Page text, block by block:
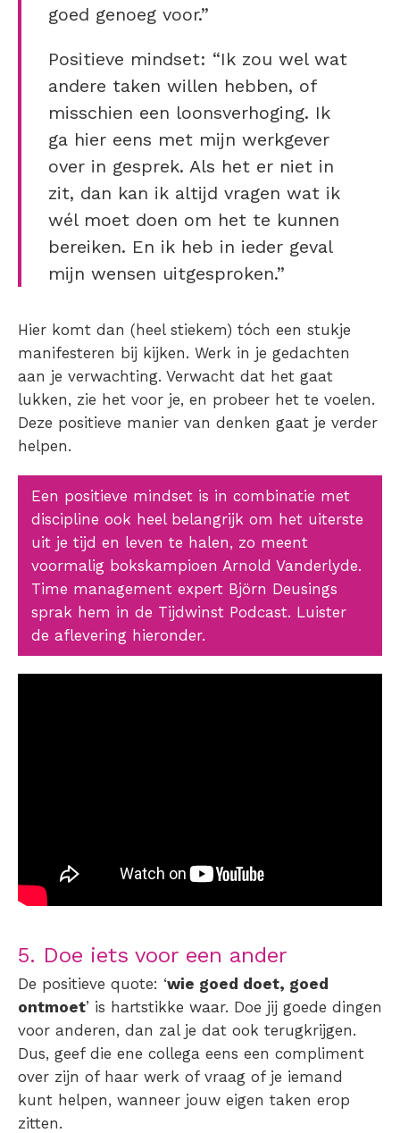
goed genoeg voor.”
Positieve mindset: “Ik zou wel wat
andere taken willen hebben, of
misschien een loonsverhoging. Ik
ga hier eens met mijn werkgever
over in gesprek. Als het er niet in
zit, dan kan ik altijd vragen wat ik
wél moet doen om het te kunnen
bereiken. En ik heb in ieder geval
mijn wensen uitgesproken.”
Hier komt dan (heel stiekem) tóch een stukje
manifesteren bij kijken. Werk in je gedachten
aan je verwachting. Verwacht dat het gaat
lukken, zie het voor je, en probeer het te voelen.
Deze positieve manier van denken gaat je verder
helpen.
Een positieve mindset is in combinatie met
discipline ook heel belangrijk om het uiterste
uit je tijd en leven te halen, zo meent
voormalig bokskampioen Arnold Vanderlyde.
Time management expert Björn Deusings
sprak hem in de Tijdwinst Podcast. Luister
de aflevering hieronder.
5. Doe iets voor een ander
De positieve quote: ‘wie goed doet, goed
ontmoet’ is hartstikke waar. Doe jij goede dingen
voor anderen, dan zal je dat ook terugkrijgen.
Dus, geef die ene collega eens een compliment
over zijn of haar werk of vraag of je iemand
kunt helpen, wanneer jouw eigen taken erop
zitten.